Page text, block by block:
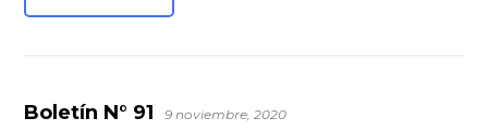
Boletín N° 91 9 noviembre, 2020